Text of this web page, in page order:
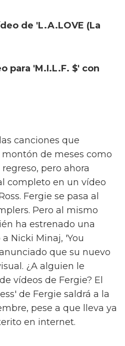
de 'L.A.LOVE (La
para 'M.I.L.F. $' con
canciones que
de meses como
pero ahora
completo en un vídeo
Fergie se pasa al
Pero al mismo
ha estrenado una
Nicki Minaj, 'You
que su nuevo
¿A alguien le
vídeos de Fergie? El
de Fergie saldrá a la
pese a que lleva ya
en internet.